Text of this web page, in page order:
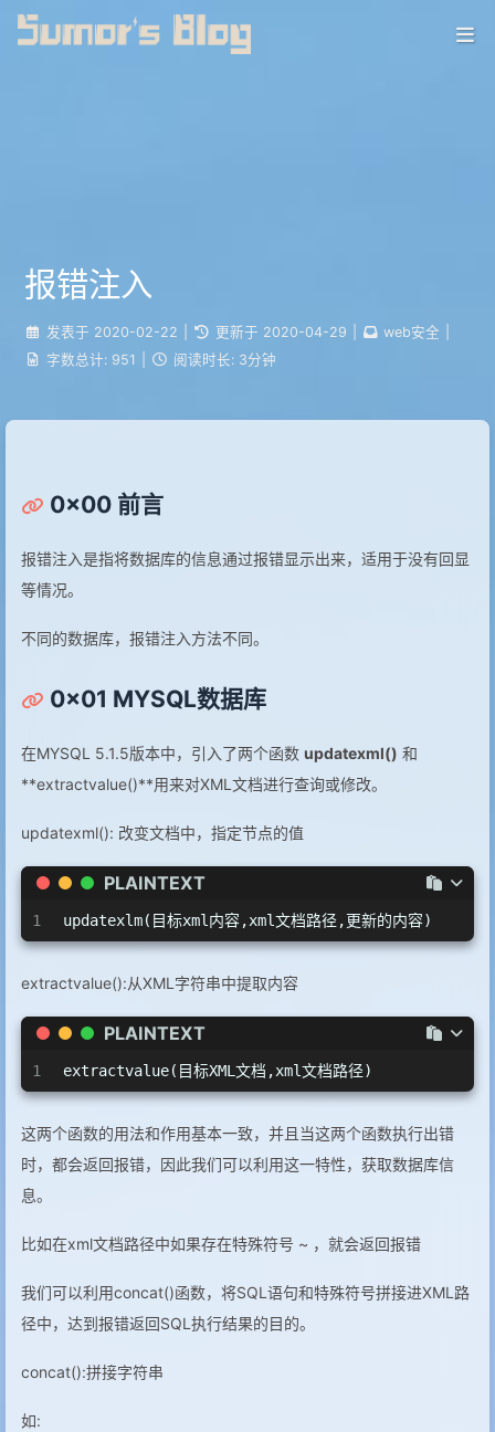
报错注入
发表于 2020-02-22 更新于 2020-04-29 web安全
字数总计: 951 阅读时长: 3分钟
0x00 前言
报错注入是指将数据库的信息通过报错显示出来，适用于没有回显
等情况。
不同的数据库，报错注入方法不同。
0x01 MYSQL数据库
在MYSQL 5.1.5版本中，引入了两个函数 updatexml() 和
**extractvalue()**用来对XML文档进行查询或修改。
updatexml(): 改变文档中，指定节点的值
PLAINTEXT
1 updatexlm(目标xml内容,xml文档路径,更新的内容)
extractvalue():从XML字符串中提取内容
PLAINTEXT
1 extractvalue(目标XML文档,xml文档路径)
这两个函数的用法和作用基本一致，并且当这两个函数执行出错
时，都会返回报错，因此我们可以利用这一特性，获取数据库信
息。
比如在xml文档路径中如果存在特殊符号 ~ ，就会返回报错
我们可以利用concat()函数，将SQL语句和特殊符号拼接进XML路
径中，达到报错返回SQL执行结果的目的。
concat():拼接字符串
如: